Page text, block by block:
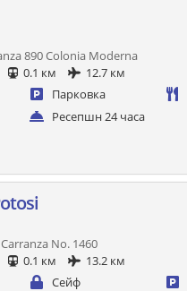
890 Colonia Moderna
0.1 км
12.7 км
Парковка
Ресепшн 24 часа
No. 1460
0.1 км
13.2 км
Сейф